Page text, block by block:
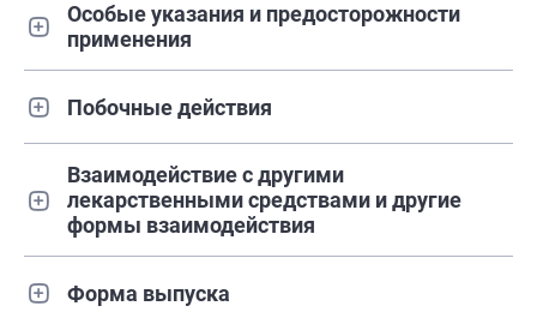
Особые указания и предосторожности
применения
Побочные действия
Взаимодействие с другими
лекарственными средствами и другие
формы взаимодействия
Форма выпуска